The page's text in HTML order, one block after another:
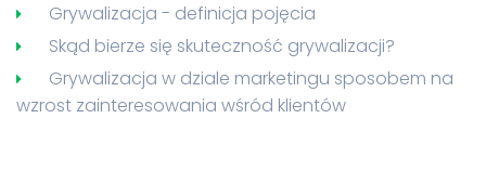
Grywalizacja - definicja pojęcia
Skąd bierze się skuteczność grywalizacji?
Grywalizacja w dziale marketingu sposobem na
wzrost zainteresowania wśród klientów